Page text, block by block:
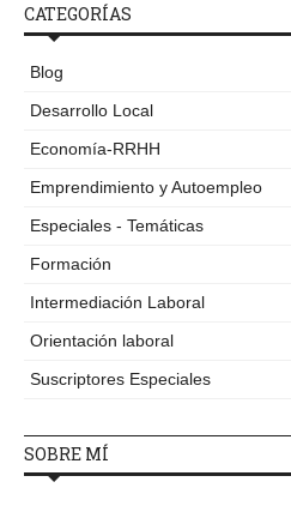
CATEGORÍAS
Blog
Desarrollo Local
Economía-RRHH
Emprendimiento y Autoempleo
Especiales - Temáticas
Formación
Intermediación Laboral
Orientación laboral
Suscriptores Especiales
SOBRE MÍ